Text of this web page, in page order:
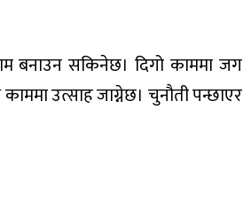
बनाउन सकिनेछ। दिगो काममा जग
उत्साह जाग्नेछ। चुनौती पन्छाएर